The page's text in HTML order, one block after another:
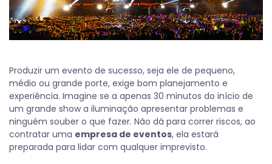
Produzir um evento de sucesso, seja ele de pequeno,
médio ou grande porte, exige bom planejamento e
experiência. Imagine se a apenas 30 minutos do início de
um grande show a iluminação apresentar problemas e
ninguém souber o que fazer. Não dá para correr riscos, ao
contratar uma empresa de eventos, ela estará
preparada para lidar com qualquer imprevisto.